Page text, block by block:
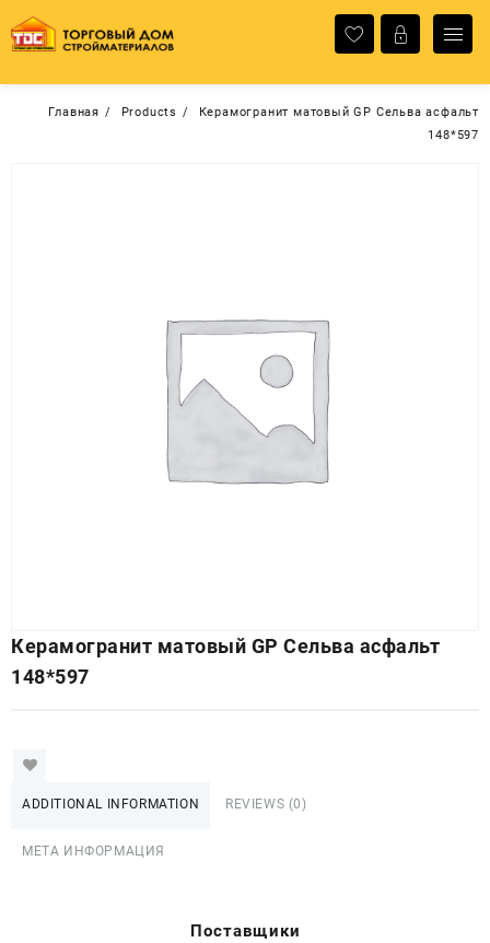
содержимому
Главная Products
Керамогранит матовый GP Сельва асфальт
148*597
Керамогранит матовый GP Сельва асфальт
148*597
ADDITIONAL INFORMATION REVIEWS (0)
МЕТА ИНФОРМАЦИЯ
Поставщики